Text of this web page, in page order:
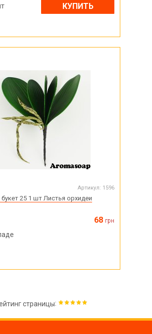
КУПИТЬ
Артикул: 1596
25 1 шт Листья орхидеи
68 грн
страницы: